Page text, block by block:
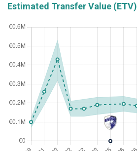
Estimated Transfer Value (ETV)